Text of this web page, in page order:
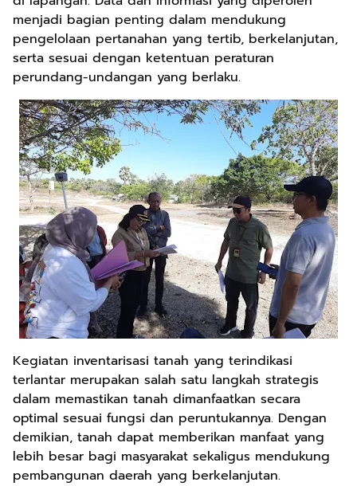
menjadi bagian penting dalam mendukung
pengelolaan pertanahan yang tertib, berkelanjutan,
serta sesuai dengan ketentuan peraturan
perundang-undangan yang berlaku.
Kegiatan inventarisasi tanah yang terindikasi
terlantar merupakan salah satu langkah strategis
dalam memastikan tanah dimanfaatkan secara
optimal sesuai fungsi dan peruntukannya. Dengan
demikian, tanah dapat memberikan manfaat yang
lebih besar bagi masyarakat sekaligus mendukung
pembangunan daerah yang berkelanjutan.